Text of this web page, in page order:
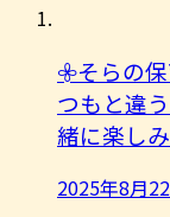
𖧷そらの保
つもと違
緒に楽し
2025年8月